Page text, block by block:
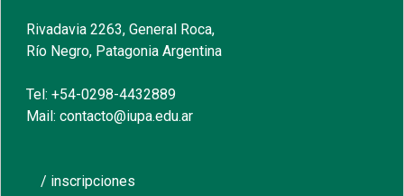
Rivadavia 2263, General Roca,
Río Negro, Patagonia Argentina
Tel: +54-0298-4432889
Mail: contacto@iupa.edu.ar
/ inscripciones